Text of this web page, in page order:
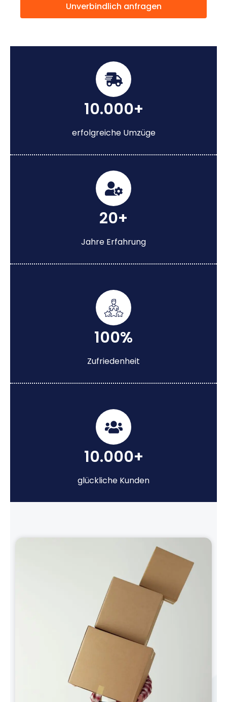
Unverbindlich anfragen
10.000+
erfolgreiche Umzüge
20+
Jahre Erfahrung
100%
Zufriedenheit
10.000+
glückliche Kunden